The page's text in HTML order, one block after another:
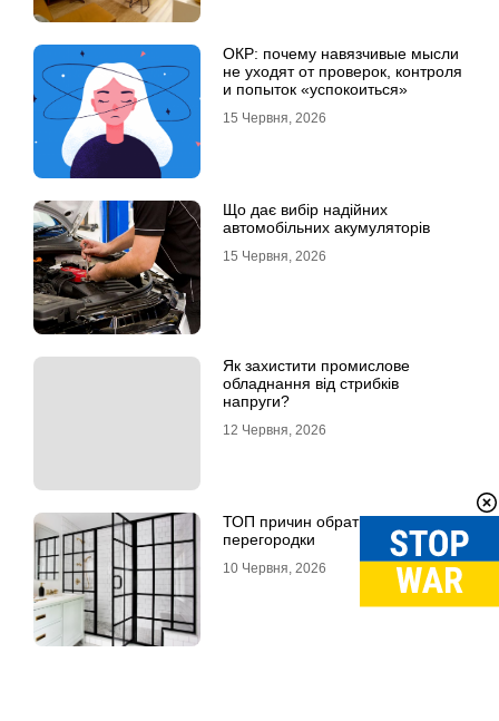
ОКР: почему навязчивые мысли
не уходят от проверок, контроля
и попыток «успокоиться»
15 Червня, 2026
Що дає вибір надійних
автомобільних акумуляторів
15 Червня, 2026
Як захистити промислове
обладнання від стрибків
напруги?
12 Червня, 2026
ТОП причин обрати скляні LOFT
перегородки
10 Червня, 2026